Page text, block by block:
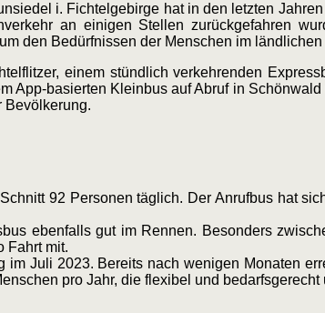
i. Fichtelgebirge hat in den letzten
an einigen Stellen zurückgefahren
den Bedürfnissen der Menschen im
einem stündlich verkehrenden
App-basierten Kleinbus auf Abruf in
Bevölkerung.
92 Personen täglich. Der Anrufbus hat
ebenfalls gut im Rennen. Besonders
Fahrt mit.
im Juli 2023. Bereits nach wenigen Monaten
pro Jahr, die flexibel und bedarfsgerecht